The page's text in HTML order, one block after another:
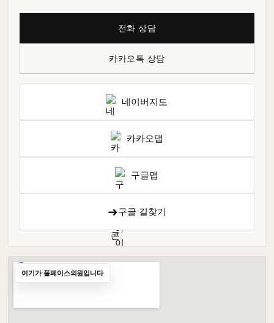
전화 상담
카카오톡 상담
네이버지도
카카오맵
구글맵
➜구글 길찾기
여기가 풀페이스의원입니다